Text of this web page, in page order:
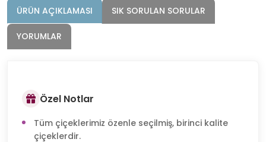
ÜRÜN AÇIKLAMASI SIK SORULAN SORULAR
YORUMLAR
Özel Notlar
Tüm çiçeklerimiz özenle seçilmiş, birinci kalite
çiçeklerdir.